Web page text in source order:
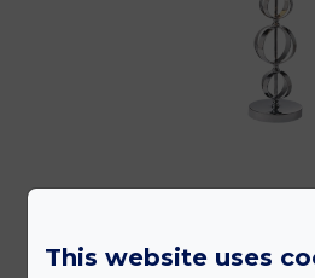
This website uses